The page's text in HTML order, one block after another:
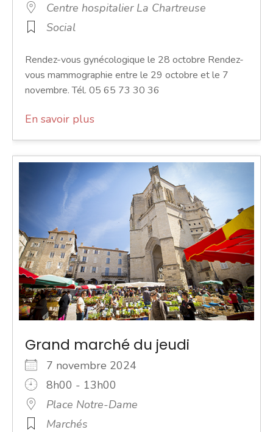
Centre hospitalier La Chartreuse
Social
Rendez-vous gynécologique le 28 octobre Rendez-
vous mammographie entre le 29 octobre et le 7
novembre. Tél. 05 65 73 30 36
En savoir plus
Grand marché du jeudi
7 novembre 2024
8h00 - 13h00
Place Notre-Dame
Marchés